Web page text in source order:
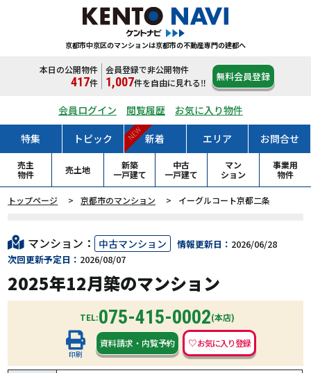
京都市中京区のマンションは京都市の不動産専門の建都へ
本日の公開物件
417件
会員登録で非公開物件
1,007件を自由に見れる‼ 無料会員登録
会員ログイン 閲覧履歴 お気に入り物件
特集 トピック 新着
NEW エリア お問合せ
売主
物件
売土地
新築
一戸建て
中古
一戸建て
マン
ション
事業用
物件
トップページ 京都市のマンション イーグルコート京都二条
マンション： 中古マンション 情報更新日： 2026/06/28
次回更新予定日： 2026/08/07
2025年12月築のマンション
TEL:075-415-0002(本店)
印刷
資料請求 ・ 内覧予約